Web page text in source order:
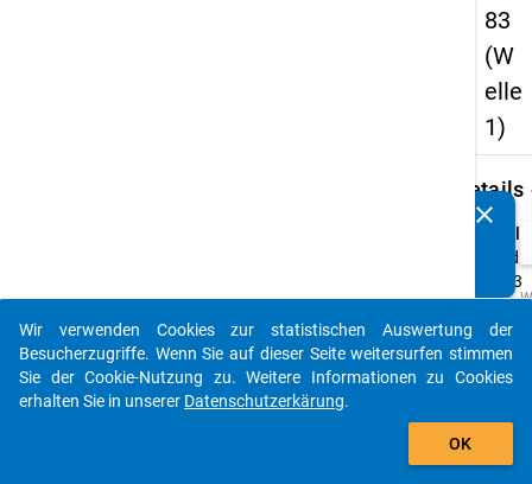
83
(W
elle
1)
Details
1983
PAPI
clear
auto_stories
add_shopping_cart
Wir verwenden Cookies zur statistischen Auswertung der
Besucherzugriffe. Wenn Sie auf dieser Seite weitersurfen stimmen
Sie der Cookie-Nutzung zu. Weitere Informationen zu Cookies
erhalten Sie in unserer Datenschutzerkärung.
OK